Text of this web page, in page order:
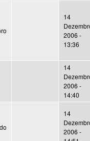
14
2006 -
13:36
14
2006 -
14:40
14
2006 -